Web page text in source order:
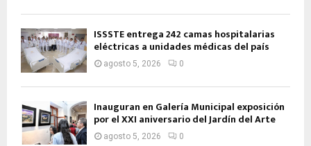
ISSSTE entrega 242 camas hospitalarias
eléctricas a unidades médicas del país
agosto 5, 2026 0
Inauguran en Galería Municipal exposición
por el XXI aniversario del Jardín del Arte
agosto 5, 2026 0